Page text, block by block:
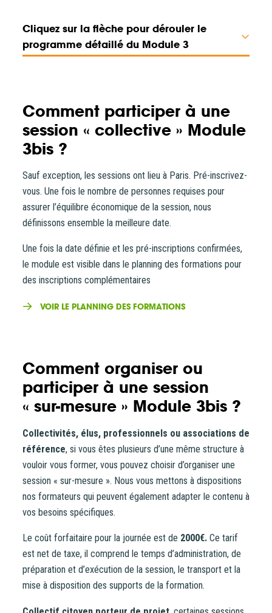
Cliquez sur la flèche pour dérouler le
programme détaillé du Module 3
Comment participer à une
session « collective » Module
3bis ?
Sauf exception, les sessions ont lieu à Paris. Pré-inscrivez-
vous. Une fois le nombre de personnes requises pour
assurer l’équilibre économique de la session, nous
définissons ensemble la meilleure date.
Une fois la date définie et les pré-inscriptions confirmées,
le module est visible dans le planning des formations pour
des inscriptions complémentaires
VOIR LE PLANNING DES FORMATIONS
Comment organiser ou
participer à une session
« sur-mesure » Module 3bis ?
Collectivités, élus, professionnels ou associations de
référence, si vous êtes plusieurs d’une même structure à
vouloir vous former, vous pouvez choisir d’organiser une
session « sur-mesure ». Nous vous mettons à dispositions
nos formateurs qui peuvent également adapter le contenu à
vos besoins spécifiques.
Le coût forfaitaire pour la journée est de 2000€. Ce tarif
est net de taxe, il comprend le temps d’administration, de
préparation et d’exécution de la session, le transport et la
mise à disposition des supports de la formation.